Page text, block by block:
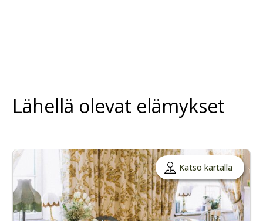
Lähellä olevat elämykset
Katso kartalla